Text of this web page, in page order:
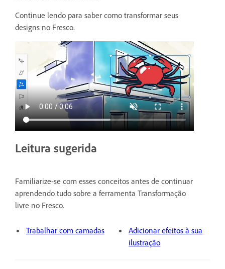
Continue lendo para saber como transformar seus
designs no Fresco.
Leitura sugerida
Familiarize-se com esses conceitos antes de continuar
aprendendo tudo sobre a ferramenta Transformação
livre no Fresco.
Trabalhar com camadas
Adicionar efeitos à sua
ilustração